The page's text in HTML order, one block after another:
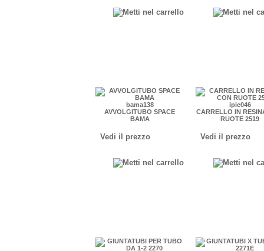
bama138
AVVOLGITUBO SPACE
BAMA
Vedi il prezzo
ipie046
CARRELLO IN
RUOTE 2519
Vedi il prezzo